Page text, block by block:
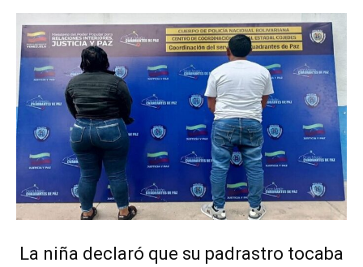
La niña declaró que su padrastro tocaba